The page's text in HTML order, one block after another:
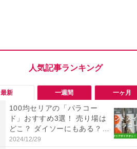
最新 一週間 一ヶ月
100均セリアの「パラコー
ド」おすすめ3選！ 売り場は
どこ？ ダイソーにもある？
色・長さ・太さも種類豊富
2024/12/29